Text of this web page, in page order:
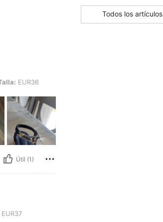
EUR36
Útil (1)
EUR37
4.91
Todos los artículos